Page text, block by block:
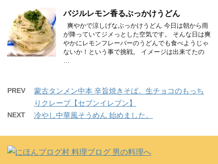
バジルレモン香るぶっかけうどん
爽やかで涼しげなぶっかけうどん 今日は朝から雨
が降っていてジメっとした空気です。 そんな日は爽
やかにレモンフレーバーのうどんでも食べようじゃ
ないか！という事で挑戦。 イメージは出来てたの
PREV
蒙古タンメン中本 辛旨焼きそば。生チョコのもっち
りクレープ【セブンイレブン】
NEXT 冷やし中華風そうめん 始めました。